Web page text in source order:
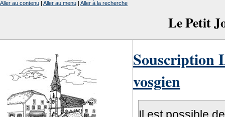
Le Petit
Aller au contenu | Aller au menu | Aller à la recherche
Souscription
vosgien
Il est possible